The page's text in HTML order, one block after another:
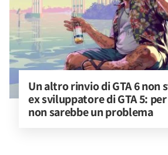
Un altro rinvio di GTA 6 non
ex sviluppatore di GTA 5:
non sarebbe un problema